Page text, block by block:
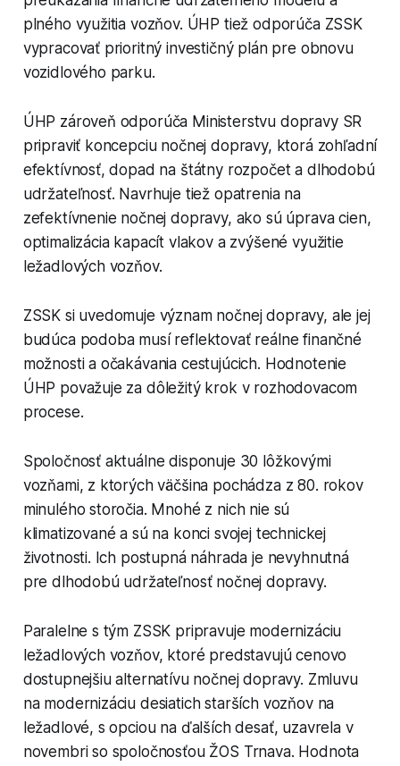
plného využitia vozňov. ÚHP tiež odporúča ZSSK
vypracovať prioritný investičný plán pre obnovu
vozidlového parku.
ÚHP zároveň odporúča Ministerstvu dopravy SR
pripraviť koncepciu nočnej dopravy, ktorá zohľadní
efektívnosť, dopad na štátny rozpočet a dlhodobú
udržateľnosť. Navrhuje tiež opatrenia na
zefektívnenie nočnej dopravy, ako sú úprava cien,
optimalizácia kapacít vlakov a zvýšené využitie
ležadlových vozňov.
ZSSK si uvedomuje význam nočnej dopravy, ale jej
budúca podoba musí reflektovať reálne finančné
možnosti a očakávania cestujúcich. Hodnotenie
ÚHP považuje za dôležitý krok v rozhodovacom
procese.
Spoločnosť aktuálne disponuje 30 lôžkovými
vozňami, z ktorých väčšina pochádza z 80. rokov
minulého storočia. Mnohé z nich nie sú
klimatizované a sú na konci svojej technickej
životnosti. Ich postupná náhrada je nevyhnutná
pre dlhodobú udržateľnosť nočnej dopravy.
Paralelne s tým ZSSK pripravuje modernizáciu
ležadlových vozňov, ktoré predstavujú cenovo
dostupnejšiu alternatívu nočnej dopravy. Zmluvu
na modernizáciu desiatich starších vozňov na
ležadlové, s opciou na ďalších desať, uzavrela v
novembri so spoločnosťou ŽOS Trnava. Hodnota